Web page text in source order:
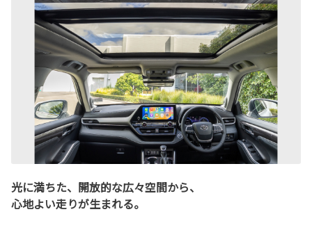
光に満ちた、開放的な広々空間から、
心地よい走りが生まれる。